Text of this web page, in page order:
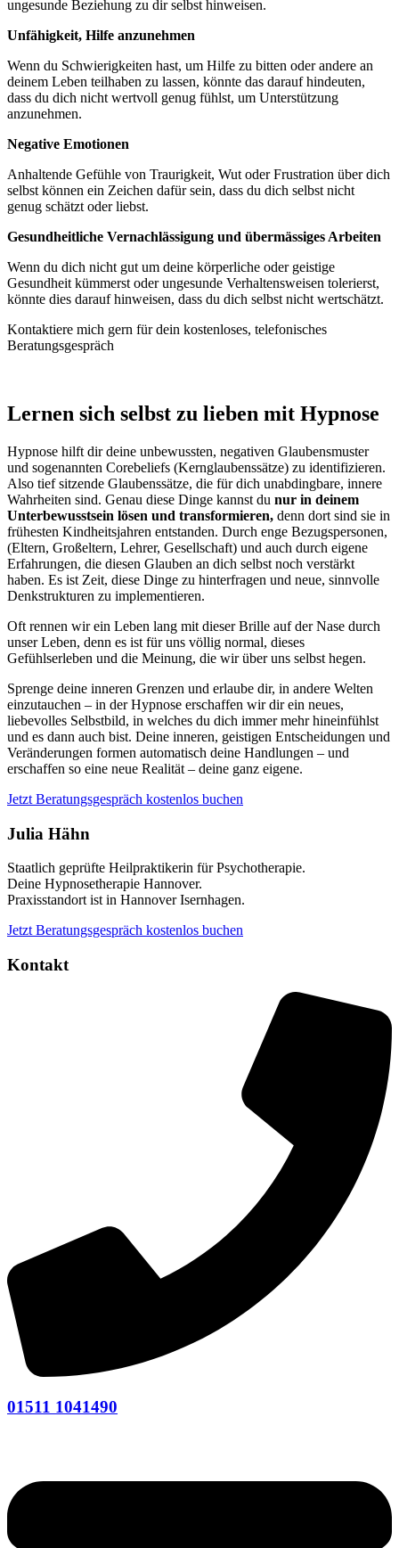
ungesunde Beziehung zu dir selbst hinweisen.
Unfähigkeit, Hilfe anzunehmen
Wenn du Schwierigkeiten hast, um Hilfe zu bitten oder andere an
deinem Leben teilhaben zu lassen, könnte das darauf hindeuten,
dass du dich nicht wertvoll genug fühlst, um Unterstützung
anzunehmen.
Negative Emotionen
Anhaltende Gefühle von Traurigkeit, Wut oder Frustration über dich
selbst können ein Zeichen dafür sein, dass du dich selbst nicht
genug schätzt oder liebst.
Gesundheitliche Vernachlässigung und übermässiges Arbeiten
Wenn du dich nicht gut um deine körperliche oder geistige
Gesundheit kümmerst oder ungesunde Verhaltensweisen tolerierst,
könnte dies darauf hinweisen, dass du dich selbst nicht wertschätzt.
Kontaktiere mich gern für dein kostenloses, telefonisches
Beratungsgespräch
Lernen sich selbst zu lieben mit Hypnose
Hypnose hilft dir deine unbewussten, negativen Glaubensmuster
und sogenannten Corebeliefs (Kernglaubenssätze) zu identifizieren.
Also tief sitzende Glaubenssätze, die für dich unabdingbare, innere
Wahrheiten sind. Genau diese Dinge kannst du nur in deinem
Unterbewusstsein lösen und transformieren, denn dort sind sie in
frühesten Kindheitsjahren entstanden. Durch enge Bezugspersonen,
(Eltern, Großeltern, Lehrer, Gesellschaft) und auch durch eigene
Erfahrungen, die diesen Glauben an dich selbst noch verstärkt
haben. Es ist Zeit, diese Dinge zu hinterfragen und neue, sinnvolle
Denkstrukturen zu implementieren.
Oft rennen wir ein Leben lang mit dieser Brille auf der Nase durch
unser Leben, denn es ist für uns völlig normal, dieses
Gefühlserleben und die Meinung, die wir über uns selbst hegen.
Sprenge deine inneren Grenzen und erlaube dir, in andere Welten
einzutauchen – in der Hypnose erschaffen wir dir ein neues,
liebevolles Selbstbild, in welches du dich immer mehr hineinfühlst
und es dann auch bist. Deine inneren, geistigen Entscheidungen und
Veränderungen formen automatisch deine Handlungen – und
erschaffen so eine neue Realität – deine ganz eigene.
Jetzt Beratungsgespräch kostenlos buchen
Julia Hähn
Staatlich geprüfte Heilpraktikerin für Psychotherapie.
Deine Hypnosetherapie Hannover.
Praxisstandort ist in Hannover Isernhagen.
Jetzt Beratungsgespräch kostenlos buchen
Kontakt
01511 1041490